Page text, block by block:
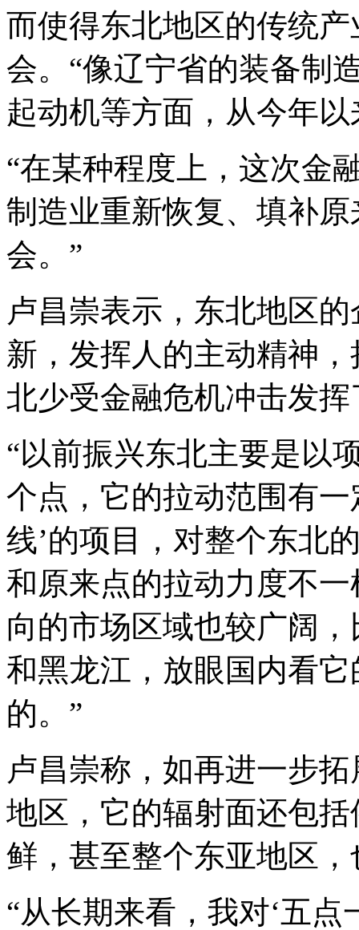
而使得东北地区的传统
会。“像辽宁省的装备制
起动机等方面，从今年
“在某种程度上，这次金
制造业重新恢复、填补
会。”
卢昌崇表示，东北地区
新，发挥人的主动精神
北少受金融危机冲击发
“以前振兴东北主要是以
个点，它的拉动范围有
线’的项目，对整个东北
和原来点的拉动力度不
向的市场区域也较广阔
和黑龙江，放眼国内看
的。”
卢昌崇称，如再进一步
地区，它的辐射面还包
鲜，甚至整个东亚地区
“从长期来看，我对‘五